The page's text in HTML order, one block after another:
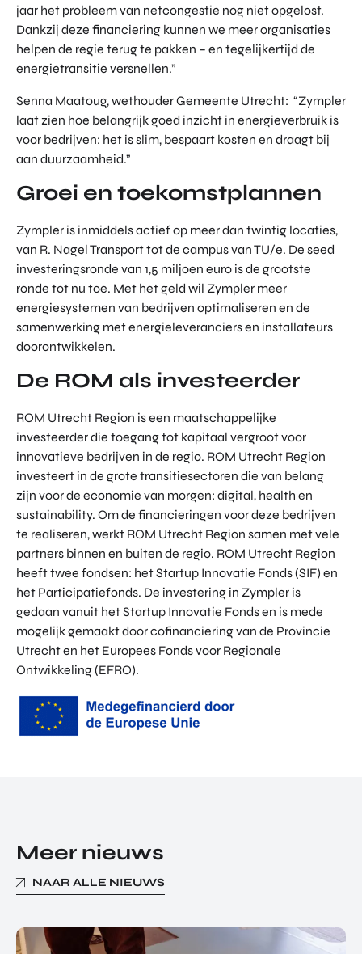
jaar het probleem van netcongestie nog niet opgelost.
Dankzij deze financiering kunnen we meer organisaties
helpen de regie terug te pakken – en tegelijkertijd de
energietransitie versnellen.”
Senna Maatoug, wethouder Gemeente Utrecht: “Zympler
laat zien hoe belangrijk goed inzicht in energieverbruik is
voor bedrijven: het is slim, bespaart kosten en draagt bij
aan duurzaamheid.”
Groei en toekomstplannen
Zympler is inmiddels actief op meer dan twintig locaties,
van R. Nagel Transport tot de campus van TU/e. De seed
investeringsronde van 1,5 miljoen euro is de grootste
ronde tot nu toe. Met het geld wil Zympler meer
energiesystemen van bedrijven optimaliseren en de
samenwerking met energieleveranciers en installateurs
doorontwikkelen.
De ROM als investeerder
ROM Utrecht Region is een maatschappelijke
investeerder die toegang tot kapitaal vergroot voor
innovatieve bedrijven in de regio. ROM Utrecht Region
investeert in de grote transitiesectoren die van belang
zijn voor de economie van morgen: digital, health en
sustainability. Om de financieringen voor deze bedrijven
te realiseren, werkt ROM Utrecht Region samen met vele
partners binnen en buiten de regio. ROM Utrecht Region
heeft twee fondsen: het Startup Innovatie Fonds (SIF) en
het Participatiefonds. De investering in Zympler is
gedaan vanuit het Startup Innovatie Fonds en is mede
mogelijk gemaakt door cofinanciering van de Provincie
Utrecht en het Europees Fonds voor Regionale
Ontwikkeling (EFRO).
Meer nieuws
NAAR ALLE NIEUWS